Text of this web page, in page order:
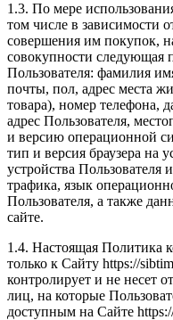
1.3. По мере
том числе в зависимости
совершения им покупок,
совокупности следующая
Пользователя: фамилия
почты, пол, адрес места
товара), номер телефона,
адрес Пользователя,
и версию операционной
тип и версия браузера на
устройства Пользователя
трафика, язык
Пользователя, а также
сайте.
1.4. Настоящая Политика
только к Сайту https://
контролирует и не несет
лиц, на которые
доступным на Сайте